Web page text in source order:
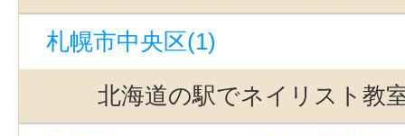
札幌市中央区(1)
北海道の駅でネイリスト教